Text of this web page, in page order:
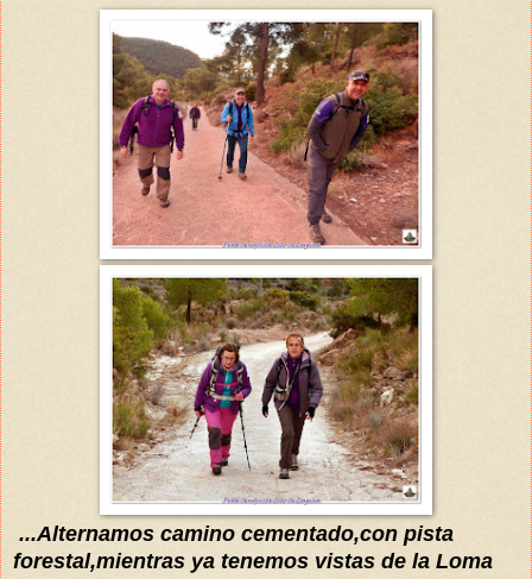
...Alternamos camino cementado,con pista
forestal,mientras ya tenemos vistas de la Loma